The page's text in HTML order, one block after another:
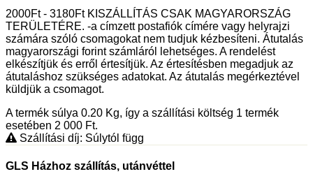
2000Ft - 3180Ft KISZÁLLÍTÁS CSAK MAGYARORSZÁG
TERÜLETÉRE. -a címzett postafiók címére vagy helyrajzi
számára szóló csomagokat nem tudjuk kézbesíteni. Átutalás
magyarországi forint számláról lehetséges. A rendelést
elkészítjük és erről értesítjük. Az értesítésben megadjuk az
átutaláshoz szükséges adatokat. Az átutalás megérkeztével
küldjük a csomagot.
A termék súlya 0.20 Kg, így a szállítási költség 1 termék
esetében 2 000 Ft.
Szállítási díj: Súlytól függ
GLS Házhoz szállítás, utánvéttel